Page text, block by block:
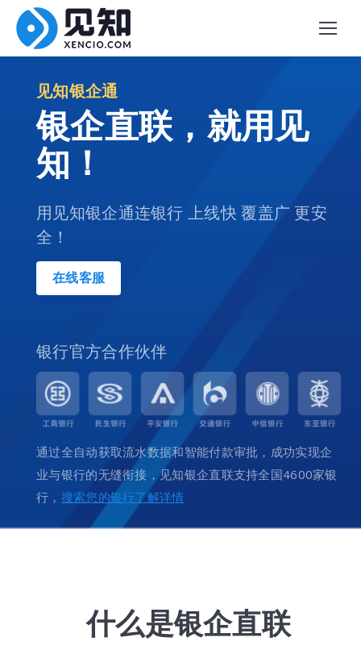
见知银企通
银企直联，就用见
知！
用见知银企通连银行 上线快 覆盖广 更安
全！
在线客服
银行官方合作伙伴
通过全自动获取流水数据和智能付款审批，成功实现企
业与银行的无缝衔接，见知银企直联支持全国4600家银
行， 搜索您的银行了解详情
什么是银企直联